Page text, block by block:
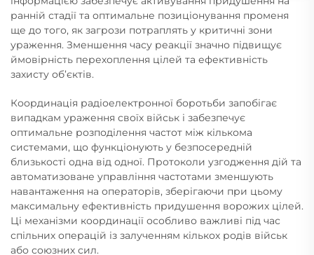
ранній стадії та оптимальне позиціонування променя
ще до того, як загрози потраплять у критичні зони
ураження. Зменшення часу реакції значно підвищує
ймовірність перехоплення цілей та ефективність
захисту об’єктів.
Координація радіоелектронної боротьби запобігає
випадкам ураження своїх військ і забезпечує
оптимальне розподілення частот між кількома
системами, що функціонують у безпосередній
близькості одна від одної. Протоколи узгодження дій та
автоматизоване управління частотами зменшують
навантаження на операторів, зберігаючи при цьому
максимальну ефективність придушення ворожих цілей.
Ці механізми координації особливо важливі під час
спільних операцій із залученням кількох родів військ
або союзних сил.